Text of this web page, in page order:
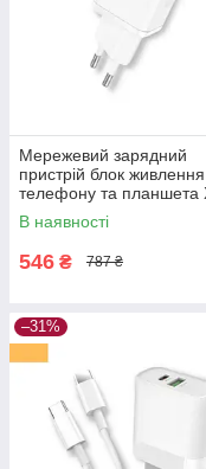
Мережевий зарядний
пристрій блок
телефону та планшета
BN7 PD20W+QC3.0 білий
(33156-01)
В наявності
546 ₴ 787 ₴
–31%